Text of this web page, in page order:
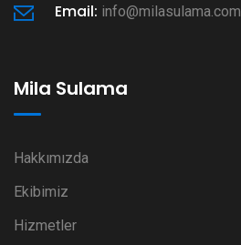
Email: info@milasulama.com
Mila Sulama
Hakkımızda
Ekibimiz
Hizmetler